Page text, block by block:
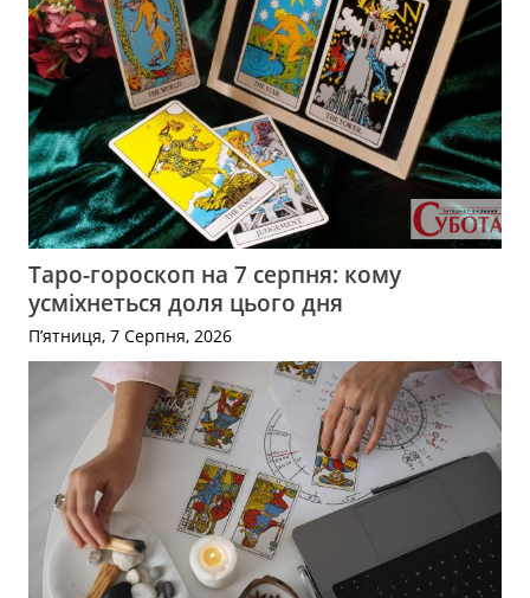
Таро-гороскоп на 7 серпня: кому
усміхнеться доля цього дня
П’ятниця, 7 Серпня, 2026